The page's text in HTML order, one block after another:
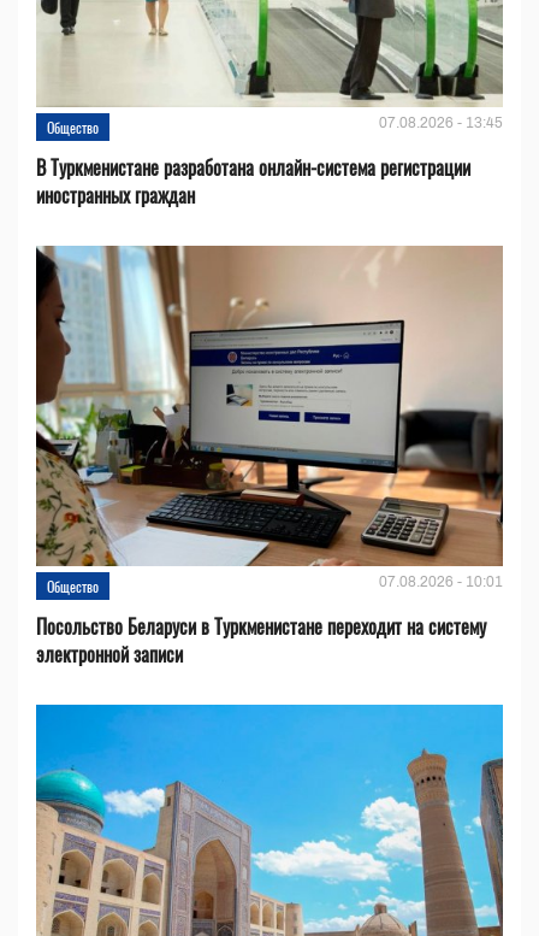
Общество 07.08.2026 - 13:45
В Туркменистане разработана онлайн-система регистрации
иностранных граждан
Общество 07.08.2026 - 10:01
Посольство Беларуси в Туркменистане переходит на систему
электронной записи